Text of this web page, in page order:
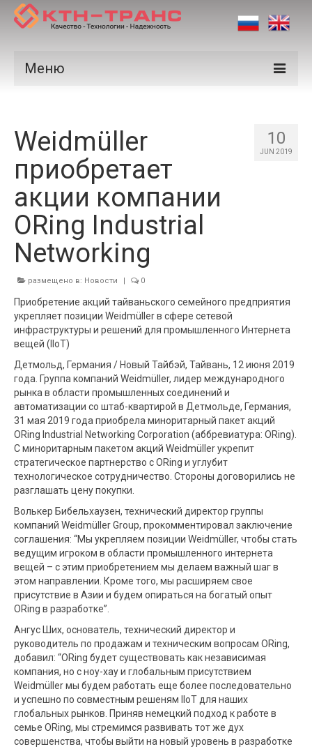
Меню
Производители
Рынки
Сертификаты
Новости
Контакты
10
JUN 2019
Weidmüller
приобретает
акции компании
ORing Industrial
Networking
размещено в: Новости 0
Приобретение акций тайваньского семейного предприятия
укрепляет позиции Weidmüller в сфере сетевой
инфраструктуры и решений для промышленного Интернета
вещей (IIoT)
Детмольд, Германия / Новый Тайбэй, Тайвань, 12 июня 2019
года. Группа компаний Weidmüller, лидер международного
рынка в области промышленных соединений и
автоматизации со штаб-квартирой в Детмольде, Германия,
31 мая 2019 года приобрела миноритарный пакет акций
ORing Industrial Networking Corporation (аббревиатура: ORing).
С миноритарным пакетом акций Weidmüller укрепит
стратегическое партнерство с ORing и углубит
технологическое сотрудничество. Стороны договорились не
разглашать цену покупки.
Волькер Бибельхаузен, технический директор группы
компаний Weidmüller Group, прокомментировал заключение
соглашения: “Мы укрепляем позиции Weidmüller, чтобы стать
ведущим игроком в области промышленного интернета
вещей – с этим приобретением мы делаем важный шаг в
этом направлении. Кроме того, мы расширяем свое
присутствие в Азии и будем опираться на богатый опыт
ORing в разработке”.
Ангус Ших, основатель, технический директор и
руководитель по продажам и техническим вопросам ORing,
добавил: “ORing будет существовать как независимая
компания, но с ноу-хау и глобальным присутствием
Weidmüller мы будем работать еще более последовательно
и успешно по совместным решеням IIoT для наших
глобальных рынков. Приняв немецкий подход к работе в
семье ORing, мы стремимся развивать тот же дух
совершенства, чтобы выйти на новый уровень в разработке